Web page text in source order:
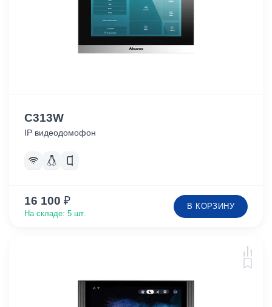
C313W
IP видеодомофон
16 100 ₽
На складе: 5 шт.
В КОРЗИНУ